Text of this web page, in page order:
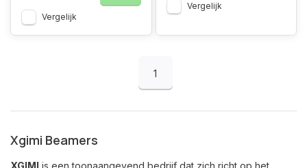
Vergelijk
Vergelijk
1
Xgimi Beamers
XGIMI is een toonaangevend bedrijf dat zich richt op het